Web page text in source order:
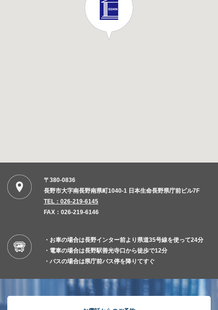
〒380-0836
長野市大字南長野南県町1040-1 日本生命長野県庁前ビル7F
TEL：026-219-6145
FAX：026-219-6146
・お車の場合は長野インター前より県道35号線を使って24分
・電車の場合は長野駅善光寺口から徒歩で12分
・バスの場合は県庁前バス停を降りてすぐ